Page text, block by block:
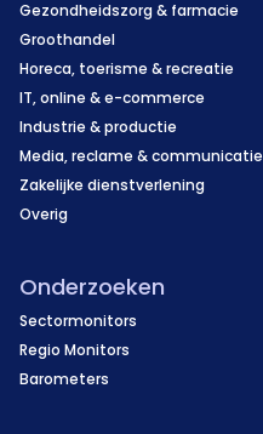
Gezondheidszorg & farmacie
Groothandel
Horeca, toerisme & recreatie
IT, online & e-commerce
Industrie & productie
Media, reclame & communicatie
Zakelijke dienstverlening
Overig
Onderzoeken
Sectormonitors
Regio Monitors
Barometers